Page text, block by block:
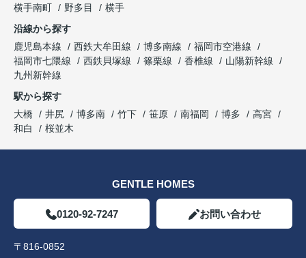
横手南町
野多目
横手
沿線から探す
鹿児島本線
西鉄大牟田線 博多南線
福岡市空港線
福岡市七隈線
西鉄貝塚線 篠栗線 香椎線
山陽新幹線
九州新幹線
駅から探す
大橋
井尻 博多南 竹下 笹原 南福岡 博多
高宮
和白
桜並木
GENTLE HOMES
0120-92-7247 お問い合わせ
〒816-0852